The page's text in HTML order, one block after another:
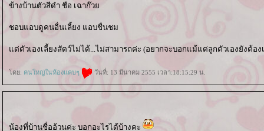
ข้างบ้านตัวสีดำ ชือ เฉาก๊ว
ชอบแอบดูคนอื่นเลี้ยง แอบชื่นชม
ต่ตัวเองเลี้ยงสัตว์ไม่ได้...ไม่สามารถค่ะ (อยากจะบอกแม้แต่ลูกตัวเองยังต้อง
ดย: คนใหญ่ในห้องแคบๆ วันที่: 13 มีนาคม 2555 เวลา:18:15:29 น.
น้องที่บ้านชื่ออ้วนค่ะ บอกอะไรได้บ้างคะ